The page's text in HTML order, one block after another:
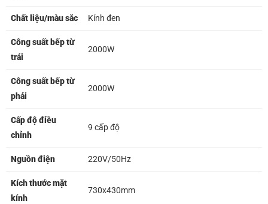
Chất liệu/màu sắc Kính đen
Công suất bếp từ
trái
2000W
Công suất bếp từ
phải
2000W
Cấp độ điều
chỉnh
9 cấp độ
Nguồn điện 220V/50Hz
Kích thước mặt
kính
730x430mm